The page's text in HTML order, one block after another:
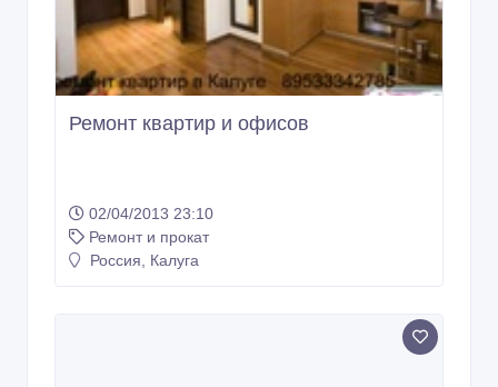
Ремонт квартир и офисов
02/04/2013 23:10
Ремонт и прокат
Россия, Калуга